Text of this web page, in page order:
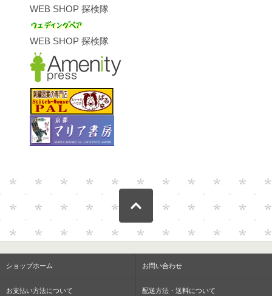
WEB SHOP 探検隊
WEB SHOP 探検隊
ショップホーム お問い合わせ
お支払い方法について 配送方法・送料について